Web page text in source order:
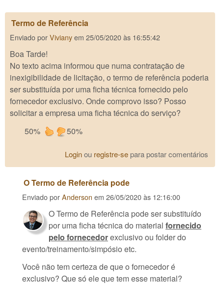
Termo de Referência
Enviado porVivianyem 25/05/2020 às 16:55:42
Boa Tarde!
No texto acima informou que numa contratação de
inexigibilidade de licitação, o termo de referência poderia
ser substituída por uma ficha técnica fornecido pelo
fornecedor exclusivo. Onde comprovo isso? Posso
solicitar a empresa uma ficha técnica do serviço?
50%
50%
Loginou registre-separa postar comentários
O Termo de Referência pode
Enviado porAnderson em 26/05/2020 às 12:16:00
O Termo de Referência pode ser substituído
por uma ficha técnica do material fornecido
pelo fornecedorexclusivo ou folder do
evento/treinamento/simpósio etc.
Você não tem certeza de que o fornecedor é
exclusivo? Que só ele que tem esse material?